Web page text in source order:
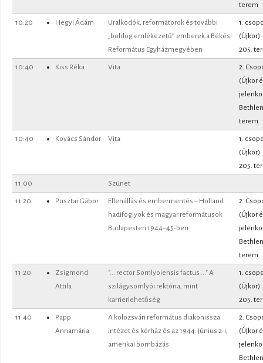
terem
10:20 Hegyi Ádám
Uralkodók, reformátorok és további
„boldog emlékezetű” emberek a Békési
Református Egyházmegyében
1.
(Újkor)
205.
10:40 Kiss Réka Vita
2.
(Újkor
Bethlen
terem
10:40 Kovács Sándor Vita
1.
(Újkor)
205.
11:00 Szünet
11:20 Pusztai Gábor
Ellenállás és embermentés – Holland
hadifoglyok és magyar reformátusok
Budapesten 1944–45-ben
2.
(Újkor
Bethlen
terem
11:20
Zsigmond
Attila
"... rector Somlyoiensis factus ..." A
szilágysomlyói rektória, mint
karrierlehetőség
1.
(Újkor)
205.
11:40
Papp
Annamária
A kolozsvári református diakonissza
intézet és kórház és az 1944. június 2-i,
amerikai bombázás
2.
(Újkor
Bethlen